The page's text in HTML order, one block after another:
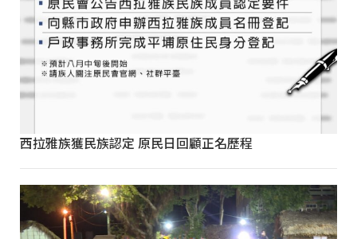
西拉雅族獲民族認定 原民日回顧正名歷程